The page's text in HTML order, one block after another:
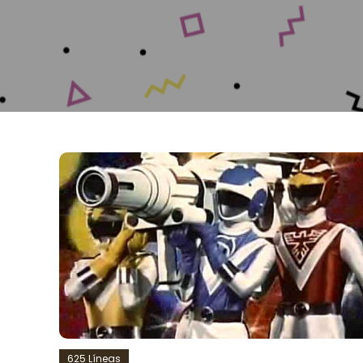
625 Líneas